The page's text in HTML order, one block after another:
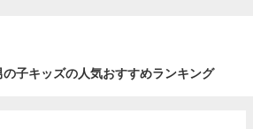
の子キッズの人気おすすめランキング